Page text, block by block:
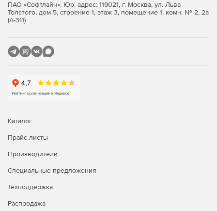
Версии программы Diskeeper Undelete:
включая файлы, удаленные по сети.
Undelete Server Edition (5 лицензий на эту программу
входят в комплект поставки Undelete Server Edition).
ПАО «Софтлайн». Юр. адрес: 119021, г. Москва, ул. Льва
Толстого, дом 5, строение 1, этаж 3, помещение 1, комн. № 2, 2а
(А-311)
Каталог
Прайс-листы
Производители
Специальные предложения
Техподдержка
Распродажа